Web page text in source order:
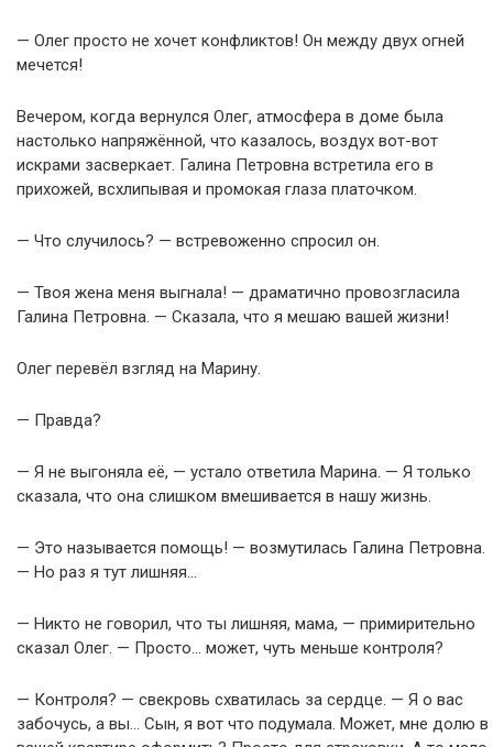
— Олег просто не хочет конфликтов! Он между двух огней
мечется!
Вечером, когда вернулся Олег, атмосфера в доме была
настолько напряжённой, что казалось, воздух вот-вот
искрами засверкает. Галина Петровна встретила его в
прихожей, всхлипывая и промокая глаза платочком.
— Что случилось? — встревоженно спросил он.
— Твоя жена меня выгнала! — драматично провозгласила
Галина Петровна. — Сказала, что я мешаю вашей жизни!
Олег перевёл взгляд на Марину.
— Правда?
— Я не выгоняла её, — устало ответила Марина. — Я только
сказала, что она слишком вмешивается в нашу жизнь.
— Это называется помощь! — возмутилась Галина Петровна.
— Но раз я тут лишняя…
— Никто не говорил, что ты лишняя, мама, — примирительно
сказал Олег. — Просто… может, чуть меньше контроля?
— Контроля? — свекровь схватилась за сердце. — Я о вас
забочусь, а вы… Сын, я вот что подумала. Может, мне долю в